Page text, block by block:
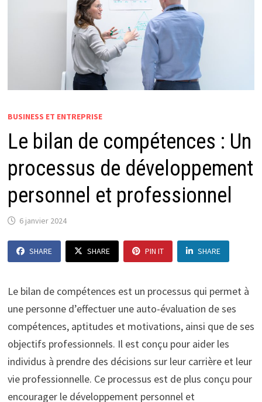
BUSINESS ET ENTREPRISE
Le bilan de compétences : Un
processus de développement
personnel et professionnel
6 janvier 2024
SHARE SHARE PIN IT SHARE
Le bilan de compétences est un processus qui permet à
une personne d’effectuer une auto-évaluation de ses
compétences, aptitudes et motivations, ainsi que de ses
objectifs professionnels. Il est conçu pour aider les
individus à prendre des décisions sur leur carrière et leur
vie professionnelle. Ce processus est de plus conçu pour
encourager le développement personnel et